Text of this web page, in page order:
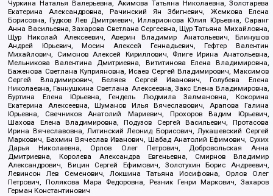
Чуркина Наталья Валерьевна, Акимова Татьяна Николаевна, Золотарева
Екатерина Александровна, Рачинский Ян Збигневич, Жемкова Елена
Борисовна, Гудков Лев Дмитриевич, Илларионова Юлия Юрьевна, Саранг
Анна Васильевна, Захарова Светлана Сергеевна, Щур Татьяна Михайловна,
Щур Николай Алексеевич, Аверин Владимир Анатольевич, Блинушов
Андрей Юрьевич, Мосин Алексей Геннадьевич, Гефтер Валентин
Михайлович, Симонов Алексей Кириллович, Флиге Ирина Анатольевна,
Мельникова Валентина Дмитриевна, Вититинова Елена Владимировна,
Баженова Светлана Куприяновна, Исаев Сергей Владимирович, Максимов
Сергей Владимирович, Беляев Сергей Иванович, Голубева Елена
Николаевна, Ганнушкина Светлана Алексеевна, Закс Елена Владимировна,
Буртина Елена Юрьевна, Гендель Людмила Залмановна, Кокорина
Екатерина Алексеевна, Шуманов Илья Вячеславович, Арапова Галина
Юрьевна, Свечников Анатолий Мариевич, Прохоров Вадим Юрьевич,
Шахова Елена Владимировна, Подузов Сергей Васильевич, Протасова
Ирина Вячеславовна, Литинский Леонид Борисович, Лукашевский Сергей
Маркович, Бахмин Вячеслав Иванович, Шабад Анатолий Ефимович, Сухих
Дарья Николаевна, Орлов Олег Петрович, Добровольская Анна
Дмитриевна, Королева Александра Евгеньевна, Смирнов Владимир
Александрович, Вицин Сергей Ефимович, Золотухин Борис Андреевич,
Левинсон Лев Семенович, Локшина Татьяна Иосифовна, Орлов Олег
Петрович, Полякова Мара Федоровна, Резник Генри Маркович, Захаров
Герман Константинович